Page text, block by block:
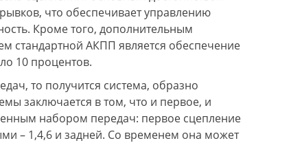
что обеспечивает управлению
Кроме того, дополнительным
стандартной АКПП является обеспечение
10 процентов.
то получится система, образно
заключается в том, что и первое, и
набором передач: первое сцепление
– 1,4,6 и задней. Со временем она может